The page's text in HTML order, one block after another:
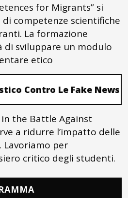
for Migrants” si
competenze scientifiche
La formazione
di sviluppare un modulo
etico
Contro Le Fake News
the Battle Against
a ridurre l’impatto delle
Lavoriamo per
critico degli studenti.